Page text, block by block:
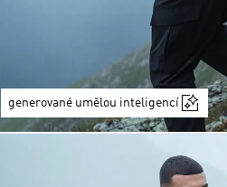
generované umělou inteligencí